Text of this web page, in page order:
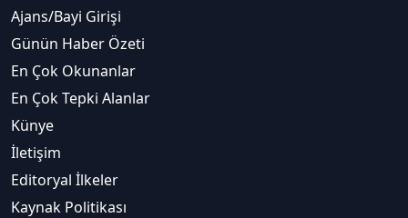
Ajans/Bayi Girişi
Günün Haber Özeti
En Çok Okunanlar
En Çok Tepki Alanlar
Künye
İletişim
Editoryal İlkeler
Kaynak Politikası